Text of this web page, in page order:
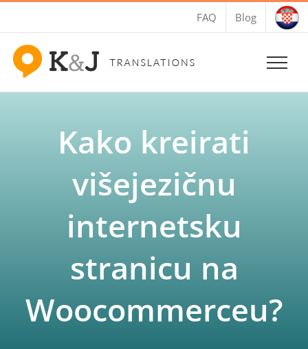
content
FAQ Blog
Kako kreirati
višejezičnu
internetsku
stranicu na
Woocommerceu?